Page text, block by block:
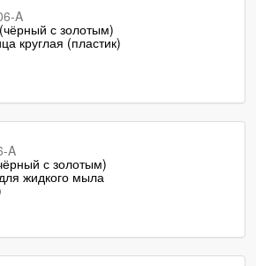
A
с золотым)
круглая (пластик)
A
с золотым)
жидкого мыла